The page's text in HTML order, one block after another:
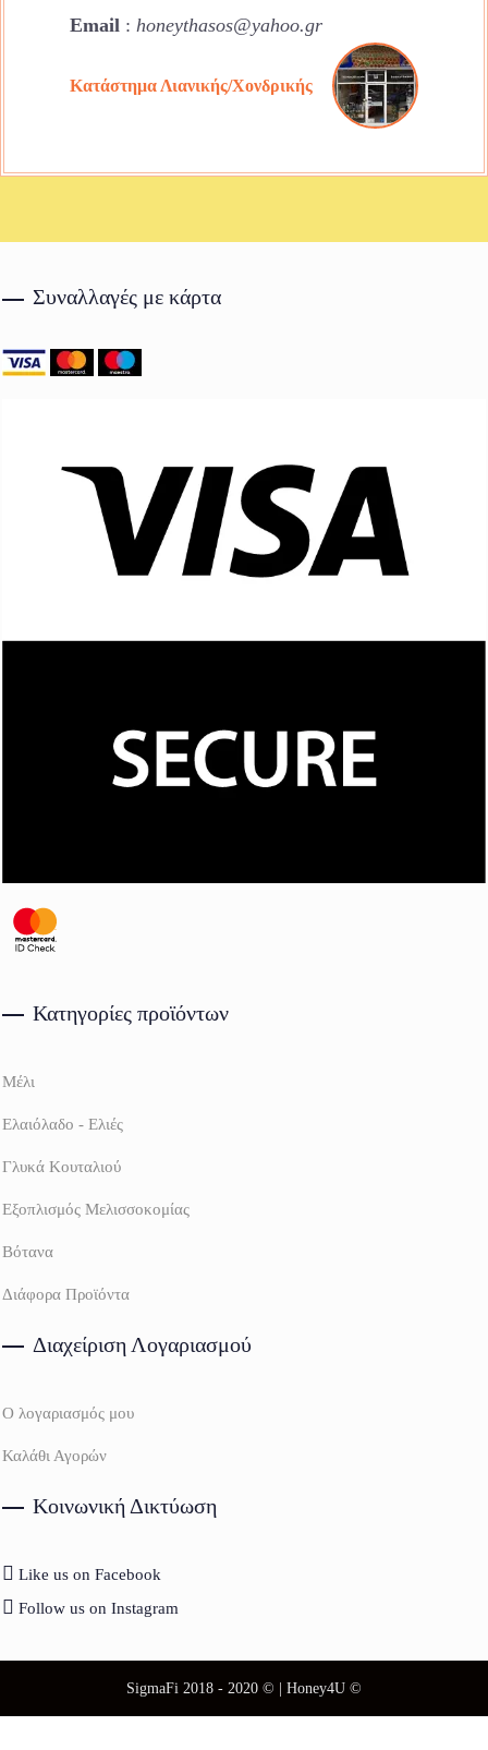
Email : honeythasos@yahoo.gr
Κατάστημα Λιανικής/Χονδρικής
Συναλλαγές με κάρτα
Κατηγορίες προϊόντων
Μέλι
Ελαιόλαδο - Ελιές
Γλυκά Κουταλιού
Εξοπλισμός Μελισσοκομίας
Βότανα
Διάφορα Προϊόντα
Διαχείριση Λογαριασμού
Ο λογαριασμός μου
Καλάθι Αγορών
Κοινωνική Δικτύωση
Like us on Facebook
Follow us on Instagram
SigmaFi 2018 - 2020 © | Honey4U ©